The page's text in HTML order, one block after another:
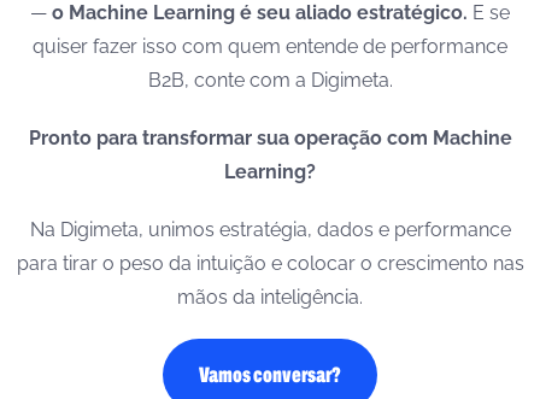
— o Machine Learning é seu aliado estratégico. E se
quiser fazer isso com quem entende de performance
B2B, conte com a Digimeta.
Pronto para transformar sua operação com Machine
Learning?
Na Digimeta, unimos estratégia, dados e performance
para tirar o peso da intuição e colocar o crescimento nas
mãos da inteligência.
Vamos conversar?